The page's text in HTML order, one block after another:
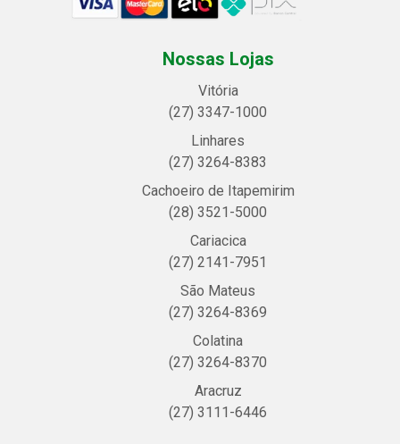
Nossas Lojas
Vitória
(27) 3347-1000
Linhares
(27) 3264-8383
Cachoeiro de Itapemirim
(28) 3521-5000
Cariacica
(27) 2141-7951
São Mateus
(27) 3264-8369
Colatina
(27) 3264-8370
Aracruz
(27) 3111-6446